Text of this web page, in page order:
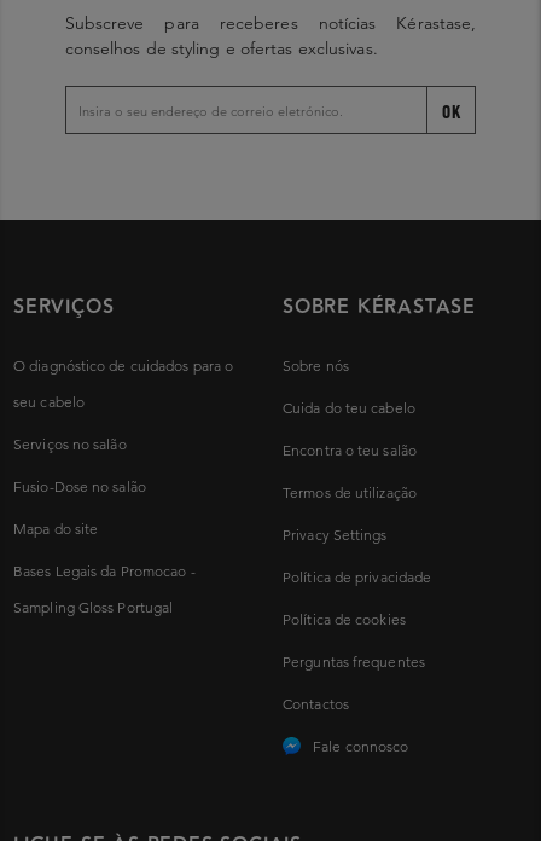
Subscreve para receberes notícias Kérastase,
conselhos de styling e ofertas exclusivas.
OK
SERVIÇOS
O diagnóstico de cuidados para o
seu cabelo
Serviços no salão
Fusio-Dose no salão
Mapa do site
Bases Legais da Promocao -
Sampling Gloss Portugal
SOBRE KÉRASTASE
Sobre nós
Cuida do teu cabelo
Encontra o teu salão
Termos de utilização
Privacy Settings
Política de privacidade
Política de cookies
Perguntas frequentes
Contactos
Fale connosco